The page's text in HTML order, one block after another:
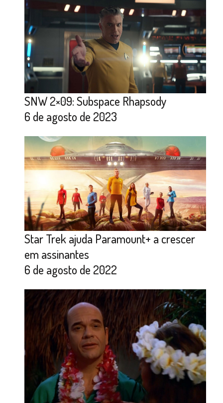
SNW 2×09: Subspace Rhapsody
6 de agosto de 2023
Star Trek ajuda Paramount+ a crescer
em assinantes
6 de agosto de 2022